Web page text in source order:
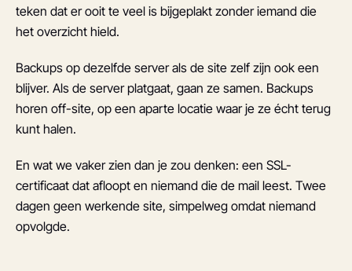
teken dat er ooit te veel is bijgeplakt zonder iemand die
het overzicht hield.
Backups op dezelfde server als de site zelf zijn ook een
blijver. Als de server platgaat, gaan ze samen. Backups
horen off-site, op een aparte locatie waar je ze écht terug
kunt halen.
En wat we vaker zien dan je zou denken: een SSL-
certificaat dat afloopt en niemand die de mail leest. Twee
dagen geen werkende site, simpelweg omdat niemand
opvolgde.